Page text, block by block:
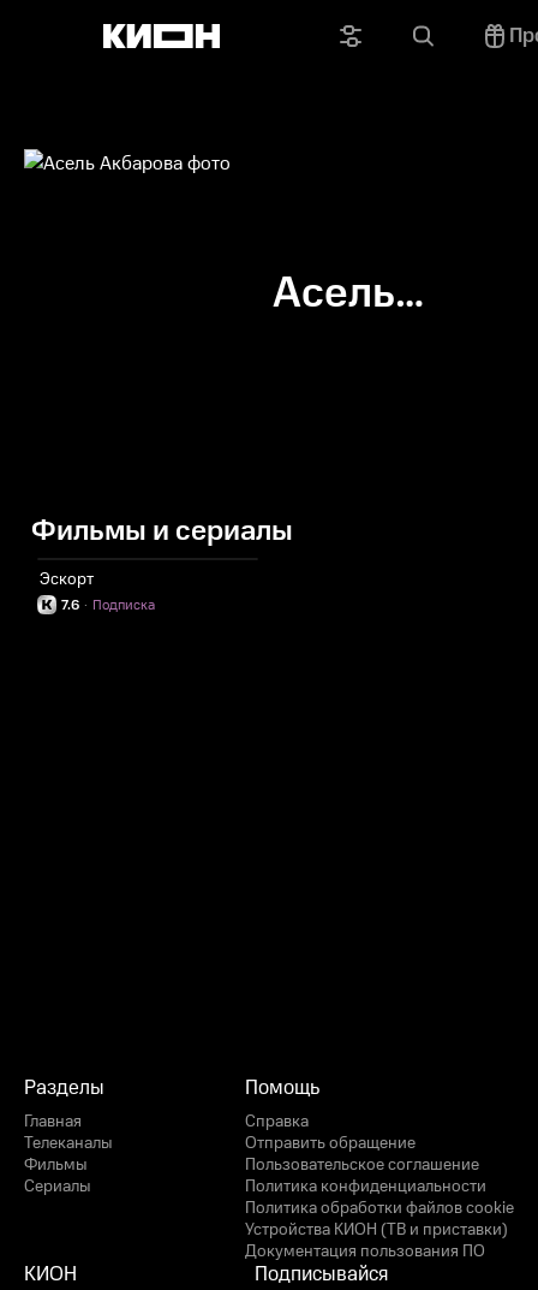
Асель
Фильмы и сериалы
Эскорт
7.6 Подписка
·
Разделы
Главная
Телеканалы
Фильмы
Сериалы
Помощь
Справка
Отправить обращение
Пользовательское соглашение
Политика конфиденциальности
Политика обработки файлов cookie
Устройства КИОН (ТВ и приставки)
Документация пользования ПО
КИОН Подписывайся